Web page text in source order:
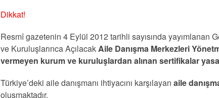
Dikkat!
Resmî gazetenin 4 Eylül 2012 tarihli sayısında
ve Kuruluşlarınca Açılacak Aile Danışma Merkezleri
vermeyen kurum ve kuruluşlardan alınan sertifikalar
Türkiye’deki aile danışmanı ihtiyacını karşılayan aile
oluşmaktadır.